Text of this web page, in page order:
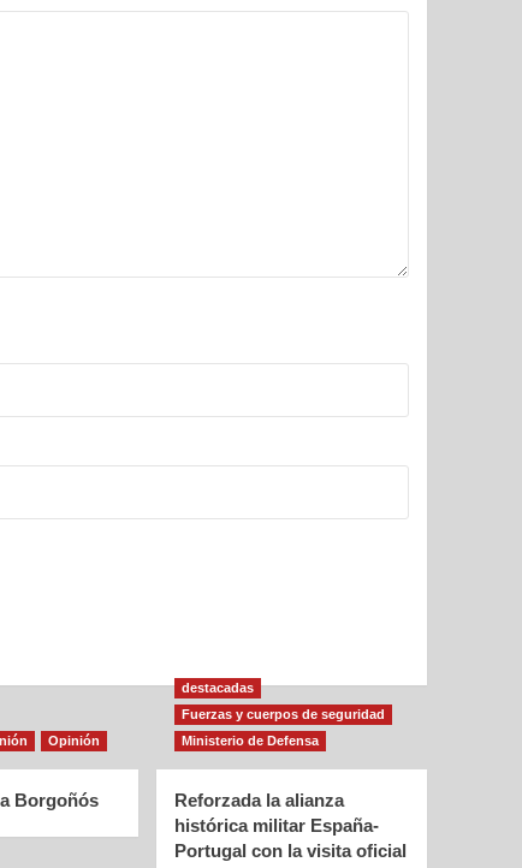
Opinión
Borgoñós
destacadas
Fuerzas y cuerpos de seguridad
Ministerio de Defensa
Reforzada la alianza
histórica militar España-
Portugal con la visita oficial